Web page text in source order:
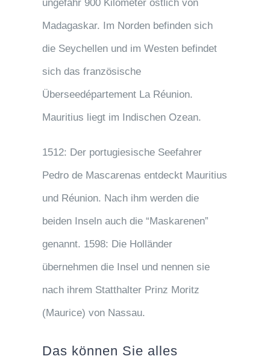
ungefähr 900 Kilometer östlich von
Madagaskar. Im Norden befinden sich
die Seychellen und im Westen befindet
sich das französische
Überseedépartement La Réunion.
Mauritius liegt im Indischen Ozean.
1512: Der portugiesische Seefahrer
Pedro de Mascarenas entdeckt Mauritius
und Réunion. Nach ihm werden die
beiden Inseln auch die “Maskarenen”
genannt. 1598: Die Holländer
übernehmen die Insel und nennen sie
nach ihrem Statthalter Prinz Moritz
(Maurice) von Nassau.
Das können Sie alles